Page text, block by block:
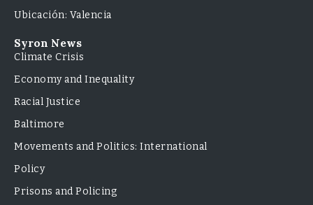
Ubicación: Valencia
Syron News
Climate Crisis
Economy and Inequality
Racial Justice
Baltimore
Movements and Politics: International
Policy
Prisons and Policing